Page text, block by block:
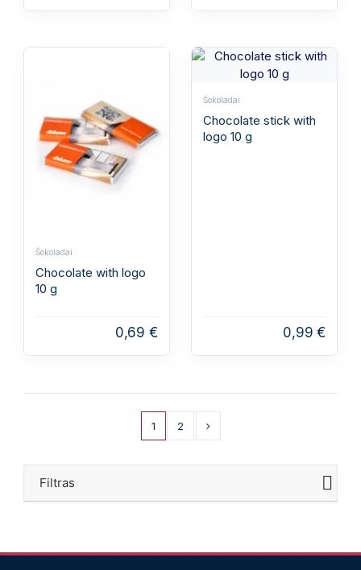
Šokoladai
Chocolate with logo
10 g
0,69 €
Šokoladai
Chocolate stick with
logo 10 g
0,99 €
1 2
Filtras